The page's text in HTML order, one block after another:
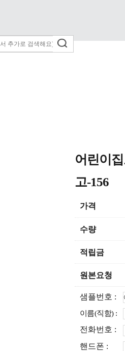
어린이
고-156
가격
수량
적립금
원본요청
샘플번호 :
이름(직함) :
전화번호 :
핸드폰 :